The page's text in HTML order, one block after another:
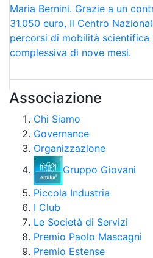
Maria Bernini. Grazie a un
31.050 euro, Il Centro
percorsi di mobilità scientifica
complessiva di nove mesi.
Associazione
Chi Siamo
Governance
Organizzazione
Gruppo Giovani
Piccola Industria
I Club
Le Società di Servizi
Premio Paolo Mascagni
Premio Estense